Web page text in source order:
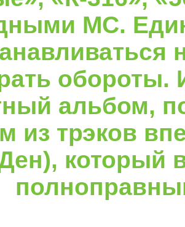
МС.
обороты.
альбом,
из трэков
который